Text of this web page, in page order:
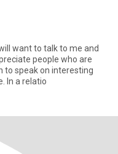
want to talk to me and
people who are
to speak on interesting
In a relatio